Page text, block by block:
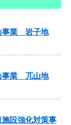
事業 岩子地
事業 兀山地
設強化対策事